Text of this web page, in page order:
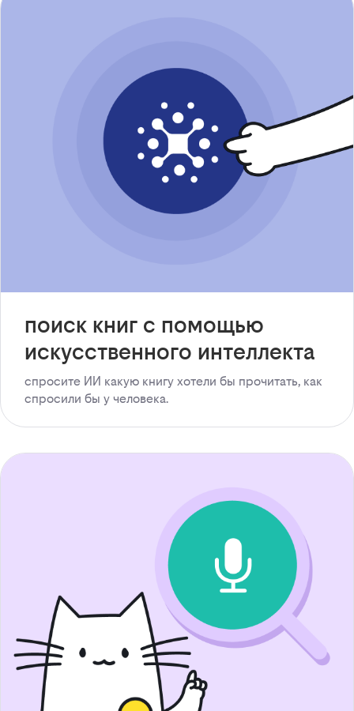
поиск книг с помощью
искусственного интеллекта
спросите ИИ какую книгу хотели бы прочитать, как
спросили бы у человека.